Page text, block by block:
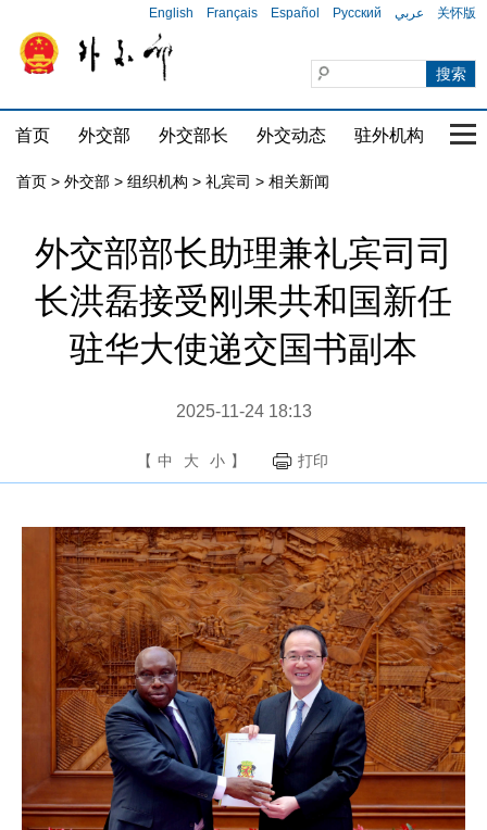
English Français Español Русский عربي 关怀版
首页 外交部 外交部长 外交动态 驻外机构 国
首页 > 外交部 > 组织机构 > 礼宾司 > 相关新闻
外交部部长助理兼礼宾司司
长洪磊接受刚果共和国新任
驻华大使递交国书副本
2025-11-24 18:13
【 中 大 小 】 打印